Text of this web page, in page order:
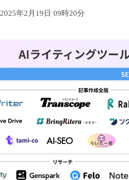
2025年2月19日 09時20分